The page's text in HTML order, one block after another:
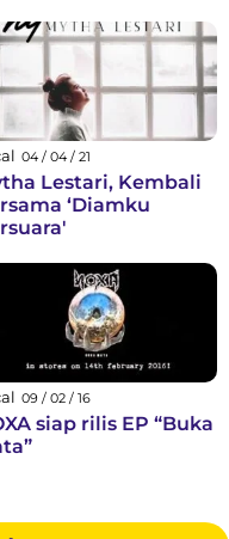
04 / 04 / 21
Lestari, Kembali
‘Diamku
09 / 02 / 16
siap rilis EP “Buka